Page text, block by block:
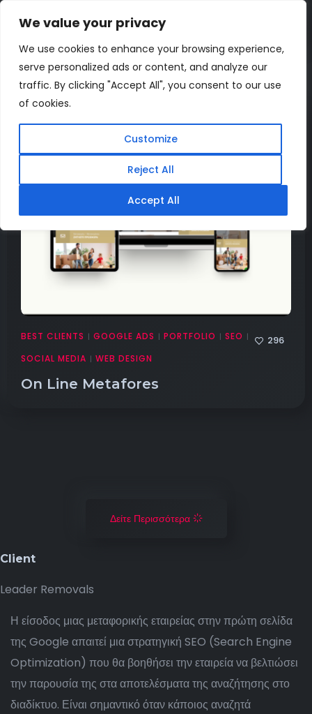
We value your privacy
We use cookies to enhance your browsing experience,
serve personalized ads or content, and analyze our
traffic. By clicking "Accept All", you consent to our use
of cookies.
Customize
Reject All
Accept All
BEST CLIENTS | GOOGLE ADS | PORTFOLIO | SEO |
SOCIAL MEDIA | WEB DESIGN
296
On Line Metafores
Δείτε Περισσότερα
Client
Leader Removals
Η είσοδος μιας μεταφορικής εταιρείας στην πρώτη σελίδα
της Google απαιτεί μια στρατηγική SEO (Search Engine
Optimization) που θα βοηθήσει την εταιρεία να βελτιώσει
την παρουσία της στα αποτελέσματα της αναζήτησης στο
διαδίκτυο. Είναι σημαντικό όταν κάποιος αναζητά